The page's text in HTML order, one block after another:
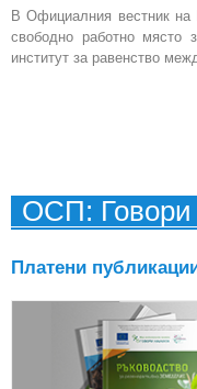
В Официалния вестник
свободно работно място
институт за равенство
ОСП: Говори
Платени